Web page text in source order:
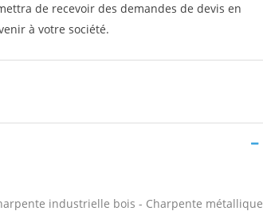
de recevoir des demandes de devis en
à votre société.
industrielle bois - Charpente métallique